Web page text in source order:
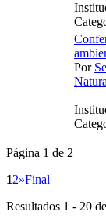
Por
Página 1 de 2
12»Final
Resultados 1 - 20